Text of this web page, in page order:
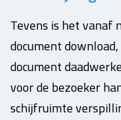
Tevens is het vanaf
document
document
voor de bezoeker
schijfruimte